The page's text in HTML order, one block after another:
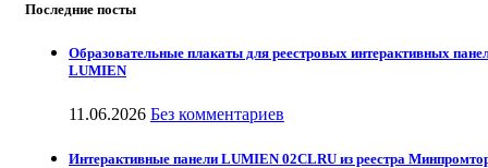
Последние посты
Образовательные плакаты для реестровых интерактивных
LUMIEN
11.06.2026 Без комментариев
Интерактивные панели LUMIEN 02CLRU из реестра